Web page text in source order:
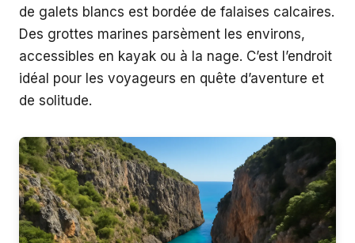
de galets blancs est bordée de falaises calcaires.
Des grottes marines parsèment les environs,
accessibles en kayak ou à la nage. C’est l’endroit
idéal pour les voyageurs en quête d’aventure et
de solitude.